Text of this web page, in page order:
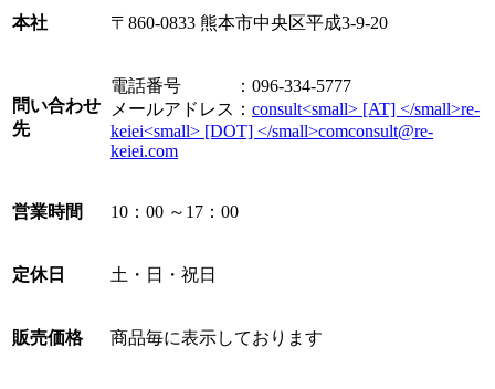
本社 〒860-0833 熊本市中央区平成3-9-20
問い合わせ
先
電話番号 ：096-334-5777
メールアドレス：
営業時間 10：00 ～17：00
定休日 土・日・祝日
販売価格 商品毎に表示しております